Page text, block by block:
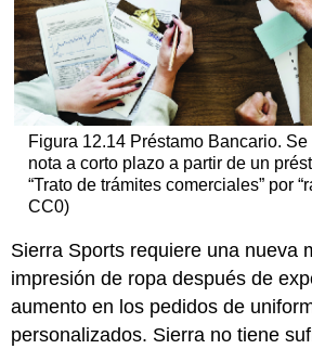
Figura 12.14 Préstamo Bancario.
nota a corto plazo a partir de un
“Trato de trámites comerciales” por
CC0)
Sierra Sports requiere una nueva
impresión de ropa después de
aumento en los pedidos de
personalizados. Sierra no tiene